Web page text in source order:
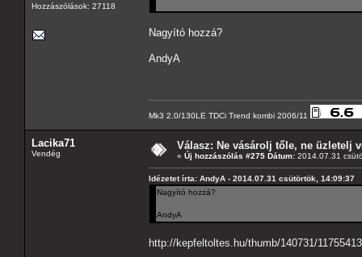
Hozzászólások: 27118
Nagyító hozzá?
AndyA
Mk3 2.0/130LE TDCi Trend kombi 2006/11
Lacika71
Vendég
Válasz: Ne vásárolj tőle, ne üzletelj
« Új hozzászólás #275 Dátum: 2014.07.31
Idézetet írta: AndyA - 2014.07.31 csütörtök, 14:09:37
Nagyító hozzá?
AndyA
http://kepfeltoltes.hu/thumb/140731/